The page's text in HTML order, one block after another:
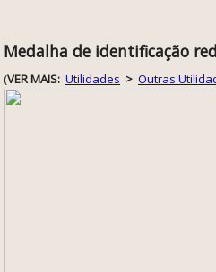
Medalha de identificação
(VER MAIS: Utilidades > Outras